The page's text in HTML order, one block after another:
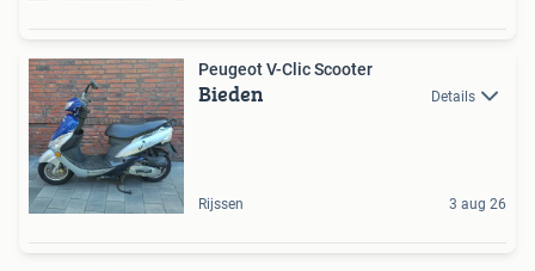
Peugeot V-Clic Scooter
Bieden Details
Rijssen 3 aug 26